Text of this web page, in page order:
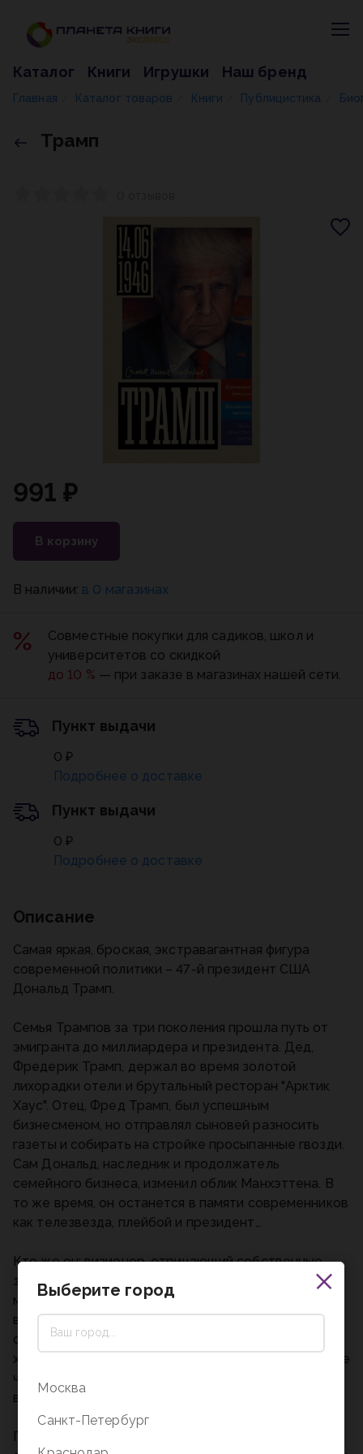
Каталог Книги Игрушки Наш бренд
Главная Каталог товаров Книги Публицистика
Трамп
Описание
Самая яркая, броская, экстравагантная фигура
современной политики – 47-й президент США
Дональд Трамп.
Семья Трампов за три поколения прошла путь от
эмигранта до миллиардера и президента. Дед,
Фредерик Трамп, держал во время золотой
лихорадки отели и брутальный ресторан "Арктик
Хаус". Отец, Фред Трамп, был успешным
бизнесменом, но отправлял сыновей разносить
газеты и собирать на стройке просыпанные гвозди.
Сам Дональд, наследник и продолжатель
семейного бизнеса, изменил облик Манхэттена. В
то же время, он останется в памяти современников
как телезвезда, плейбой и президент…
Кто же он: визионер, отрицающий собственные
заявления, или провидец, знающий о будущем
мира? Верить ли его словам, или стоит
воспринимать их как эпатажные шутки? Человек
образованный и целеустремленный, опасный,
хитрый и харизматичный, - Трамп вызывает спорные
чувства как у соотечественников, так и у людей по
всему миру.
Предлагаем читателю погрузиться в американскую
991 ₽
В корзину
В наличии: в 0 магазинах
Совместные покупки для садиков, школ и
университетов со скидкой
до 10 % — при заказе в магазинах нашей сети.
Пункт выдачи
0 ₽
Подробнее о доставке
Пункт выдачи
0 ₽
Подробнее о доставке
Выберите город
Москва
Санкт-Петербург